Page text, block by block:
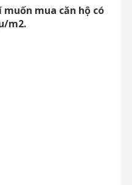
muốn mua căn hộ có
m2.